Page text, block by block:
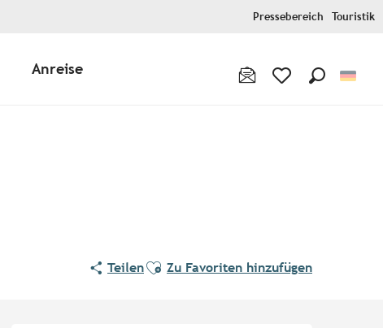
Pressebereich Touristik
Anreise
TeilenAjouter aux favoris
Zu Favoriten hinzufügen